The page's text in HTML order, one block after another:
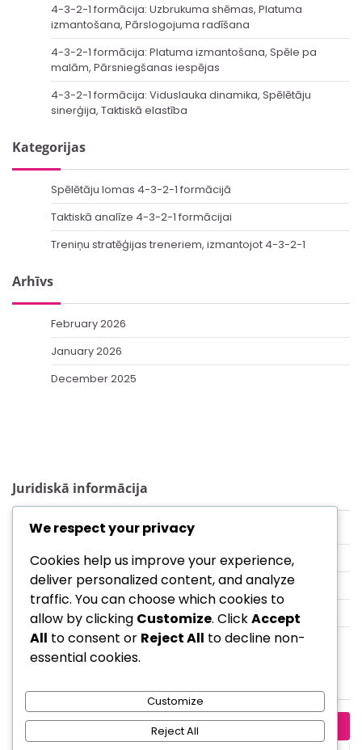
4-3-2-1 formācija: Uzbrukuma shēmas, Platuma
izmantošana, Pārslogojuma radīšana
4-3-2-1 formācija: Platuma izmantošana, Spēle pa
malām, Pārsniegšanas iespējas
4-3-2-1 formācija: Viduslauka dinamika, Spēlētāju
sinerģija, Taktiskā elastība
Kategorijas
Spēlētāju lomas 4-3-2-1 formācijā
Taktiskā analīze 4-3-2-1 formācijai
Treniņu stratēģijas treneriem, izmantojot 4-3-2-1
Arhīvs
February 2026
January 2026
December 2025
Juridiskā informācija
Sazinieties
Privātuma politika
Kas mēs esam
Sīkdatnes un izsekošana
Noteikumi un nosacījumi
Search
for:
We respect your privacy
Cookies help us improve your experience,
deliver personalized content, and analyze
traffic. You can choose which cookies to
allow by clicking Customize. ClickAccept
All to consent or Reject All to decline non-
essential cookies.
Customize
Reject All